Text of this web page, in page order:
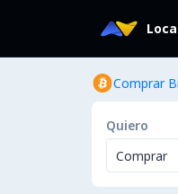
Comprar
Quiero
Comprar